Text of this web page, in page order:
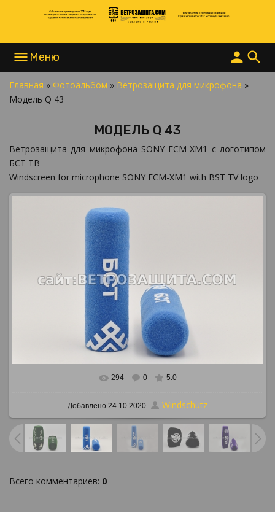
menu search
person
Главная » Фотоальбом » Ветрозащита для микрофона »
Модель Q 43
МОДЕЛЬ Q 43
Ветрозащита для микрофона SONY ECM-XM1 с логотипом
БСТ ТВ
Windscreen for microphone SONY ECM-XM1 with BST TV logo
В реальном размере 886x591
294 0 5.0
Добавлено 24.10.2020 Windschutz
Всего комментариев: 0